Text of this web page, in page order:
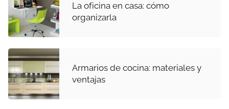
La oficina en casa: cómo
organizarla
Armarios de cocina: materiales y
ventajas